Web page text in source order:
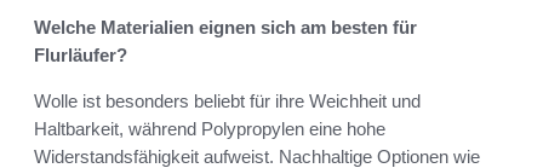
Welche Materialien eignen sich am besten für
Flurläufer?
Wolle ist besonders beliebt für ihre Weichheit und
Haltbarkeit, während Polypropylen eine hohe
Widerstandsfähigkeit aufweist. Nachhaltige Optionen wie